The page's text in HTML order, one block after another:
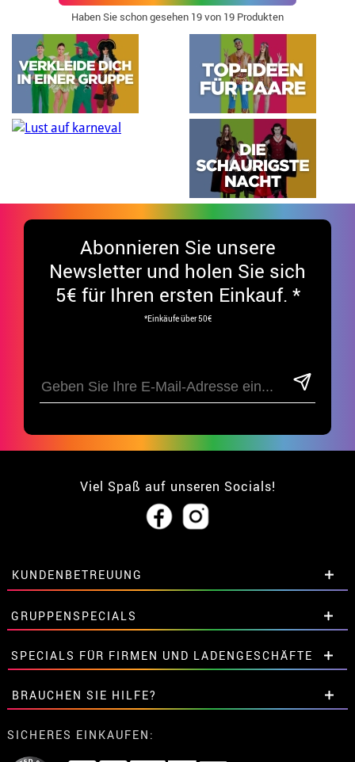
Haben Sie schon gesehen 19von 19 Produkten
Abonnieren Sie unsere
Newsletter und holen Sie sich
5€ für Ihren ersten Einkauf. *
*Einkäufe über 50€
Viel Spaß auf unseren Socials!
KUNDENBETREUUNG
• Über uns
• Verkaufskonditionen
• Rechtlicher HinweisundDatenschutz
• Kundendienst
• Cookie-Verwendung
•Cookie-Einstellungen
GRUPPENSPECIALS
Extrarabatte für Gruppen.
Kontaktieren Sie uns hier.
SPECIALS FÜR FIRMEN UND LADENGESCHÄFTE
Extrarabatte für Gruppen.
Kontaktieren Sie uns hier.
BRAUCHEN SIE HILFE?
Meine bestellung ist noch nicht erfolgt
Meine bestellung wurde bereits aufgegeben.
SICHERES EINKAUFEN: